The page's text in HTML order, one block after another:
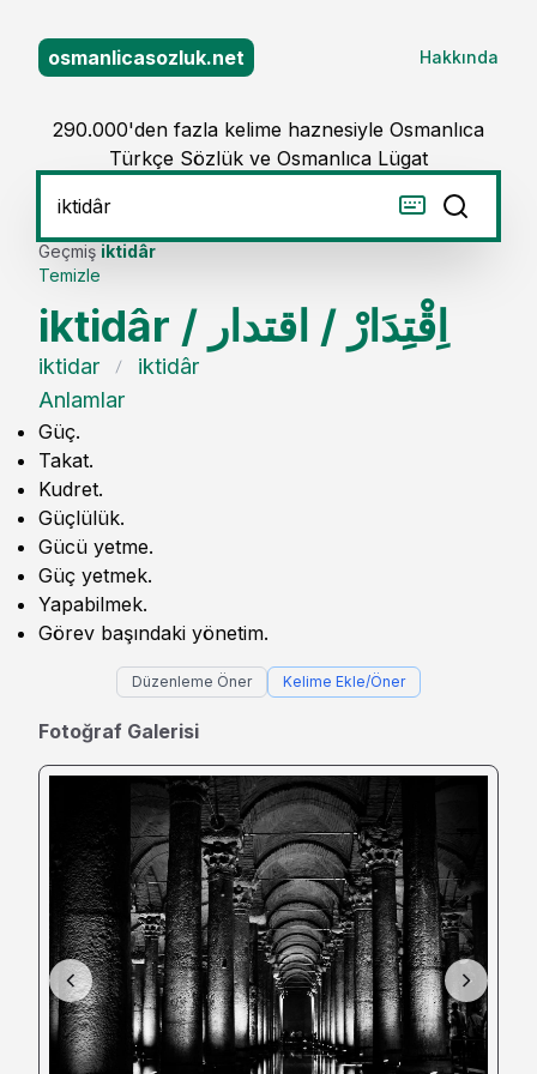
osmanlicasozluk.net Hakkında
290.000'den fazla kelime haznesiyle Osmanlıca
Türkçe Sözlük ve Osmanlıca Lügat
Geçmiş
Temizle
iktidâr
iktidâr / اِقْتِدَارْ / اقتدار
iktidar
iktidâr
Anlamlar
Güç.
Takat.
Kudret.
Güçlülük.
Gücü yetme.
Güç yetmek.
Yapabilmek.
Görev başındaki yönetim.
Düzenleme Öner Kelime Ekle/Öner
Fotoğraf Galerisi